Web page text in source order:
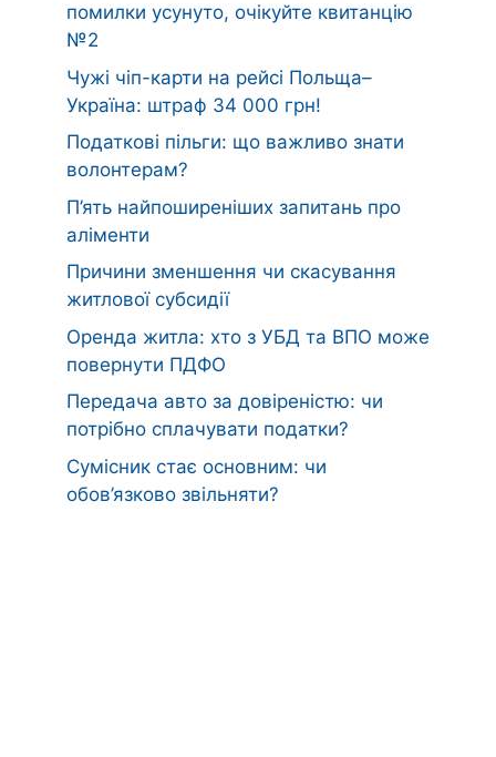
помилки усунуто, очікуйте квитанцію
№2
Чужі чіп-карти на рейсі Польща–
Україна: штраф 34 000 грн!
Податкові пільги: що важливо знати
волонтерам?
П’ять найпоширеніших запитань про
аліменти
Причини зменшення чи скасування
житлової субсидії
Оренда житла: хто з УБД та ВПО може
повернути ПДФО
Передача авто за довіреністю: чи
потрібно сплачувати податки?
Сумісник стає основним: чи
обов’язково звільняти?